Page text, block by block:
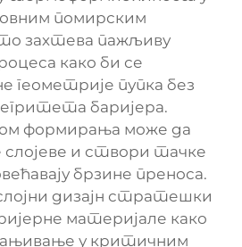
помирским
захтева пажљиву
како би се
геометрије пупка без
баријера.
формирања може да
и створи тачке
брзине преноса.
дизајн стратешки
материјале како
у критичним